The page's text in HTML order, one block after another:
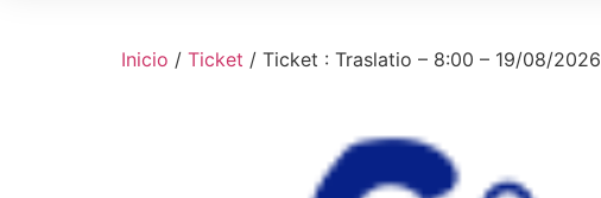
Inicio / Ticket / Ticket : Traslatio – 8:00 – 19/08/2026